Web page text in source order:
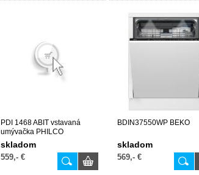
PDI 1468 ABIT vstavaná
umývačka PHILCO
skladom
559,- €
BDIN37550WP BEKO
skladom
569,- €